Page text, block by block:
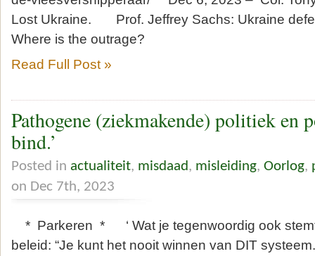
Lost Ukraine. Prof. Jeffrey Sachs: Ukraine
Where is the outrage?
Read Full Post »
Pathogene (ziekmakende) politiek en
bind.’
Posted in actualiteit, misdaad, misleiding, Oorlog,
on Dec 7th, 2023
* Parkeren * ‘ Wat je tegenwoordig ook
beleid: “Je kunt het nooit winnen van DIT